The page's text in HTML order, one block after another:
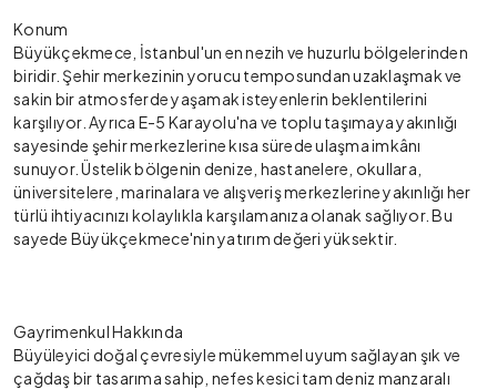
Konum
Büyükçekmece, İstanbul'un en nezih ve huzurlu bölgelerinden
biridir. Şehir merkezinin yorucu temposundan uzaklaşmak ve
sakin bir atmosferde yaşamak isteyenlerin beklentilerini
karşılıyor. Ayrıca E-5 Karayolu'na ve toplu taşımaya yakınlığı
sayesinde şehir merkezlerine kısa sürede ulaşma imkânı
sunuyor. Üstelik bölgenin denize, hastanelere, okullara,
üniversitelere, marinalara ve alışveriş merkezlerine yakınlığı her
türlü ihtiyacınızı kolaylıkla karşılamanıza olanak sağlıyor. Bu
sayede Büyükçekmece'nin yatırım değeri yüksektir.
Gayrimenkul Hakkında
Büyüleyici doğal çevresiyle mükemmel uyum sağlayan şık ve
çağdaş bir tasarıma sahip, nefes kesici tam deniz manzaralı